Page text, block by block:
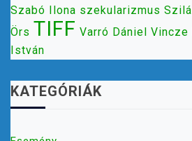
Szabó Ilona szekularizmus
Örs TIFF Varró Dániel Vincze
István
KATEGÓRIÁK